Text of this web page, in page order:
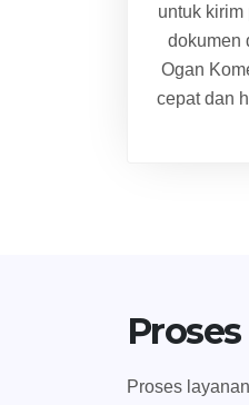
untuk kirim
dokumen
Ogan
cepat dan
Proses